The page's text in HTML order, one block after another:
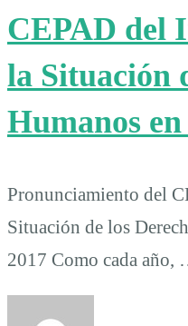
CEPAD del
la Situación
Humanos
Pronunciamiento del
Situación de los
2017 Como cada año,